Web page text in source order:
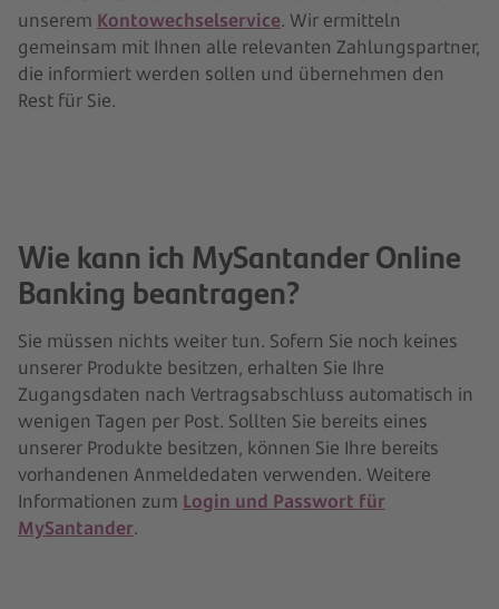
unserem Kontowechselservice. Wir ermitteln
gemeinsam mit Ihnen alle relevanten Zahlungspartner,
die informiert werden sollen und übernehmen den
Rest für Sie.
Wie kann ich MySantander Online
Banking beantragen?
Sie müssen nichts weiter tun. Sofern Sie noch keines
unserer Produkte besitzen, erhalten Sie Ihre
Zugangsdaten nach Vertragsabschluss automatisch in
wenigen Tagen per Post. Sollten Sie bereits eines
unserer Produkte besitzen, können Sie Ihre bereits
vorhandenen Anmeldedaten verwenden. Weitere
Informationen zum Login und Passwort für
MySantander.